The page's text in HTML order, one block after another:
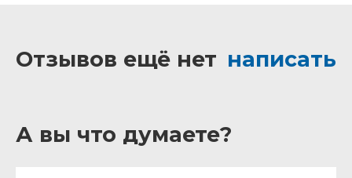
Отзывов ещё нет написать
А вы что думаете?